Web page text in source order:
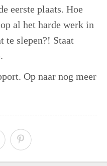
eerste plaats. Hoe
al het harde werk in
te slepen?! Staat
Op naar nog meer